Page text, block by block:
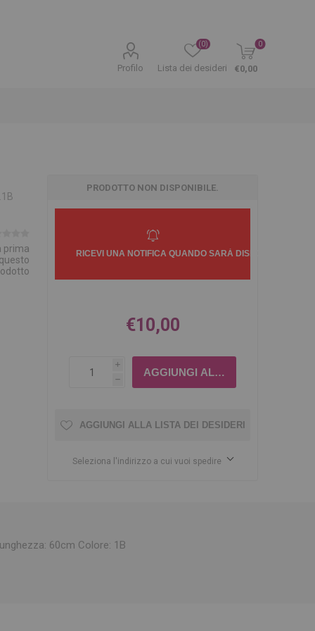
Profilo Lista dei desideri
(0) 0
€0,00
prima
PRODOTTO NON DISPONIBILE.
€10,00
i
h
AGGIUNGI ALLA LISTA DEI DESIDERI
Seleziona l'indirizzo a cui vuoi spedire
60cm Colore: 1B